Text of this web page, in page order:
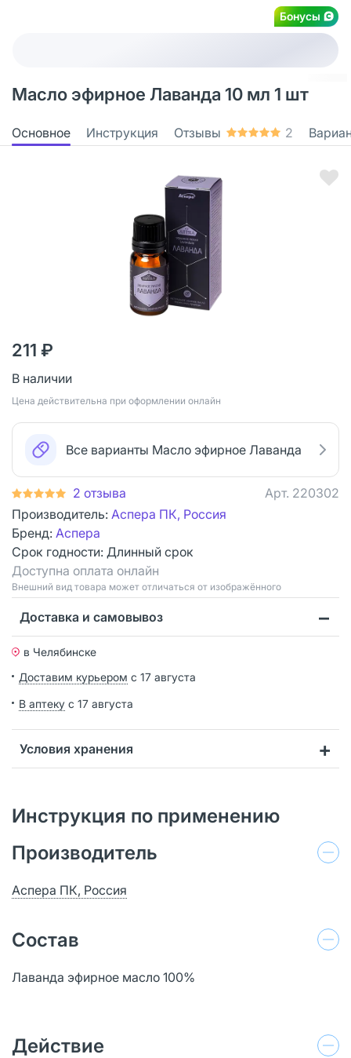
Бонусы
Масло эфирное Лаванда 10 мл 1 шт
Основное Инструкция Отзывы 2
211 ₽
В наличии
Цена действительна при оформлении онлайн
Все варианты Масло эфирное Лаванда
2 отзыва Арт. 220302
Производитель: Аспера ПК, Россия
Бренд: Аспера
Срок годности: Длинный срок
Доступна оплата онлайн
Bнешний вид товара может отличаться от изображённого
Доставка и самовывоз
в Челябинске
Доставим курьером с 17 августа
В аптеку с 17 августа
Условия хранения
Инструкция по применению
Производитель
Аспера ПК, Россия
Состав
Лаванда эфирное масло 100%
Действие